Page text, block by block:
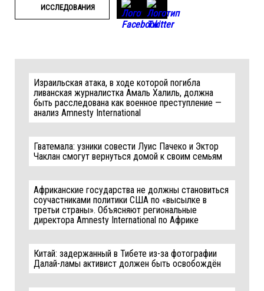
ИССЛЕДОВАНИЯ
Израильская атака, в ходе которой погибла
ливанская журналистка Амаль Халиль, должна
быть расследована как военное преступление —
анализ Amnesty International
Гватемала: узники совести Луис Пачеко и Эктор
Чаклан смогут вернуться домой к своим семьям
Африканские государства не должны становиться
соучастниками политики США по «высылке в
третьи страны». Объясняют региональные
директора Amnesty International по Африке
Китай: задержанный в Тибете из-за фотографии
Далай-ламы активист должен быть освобождён